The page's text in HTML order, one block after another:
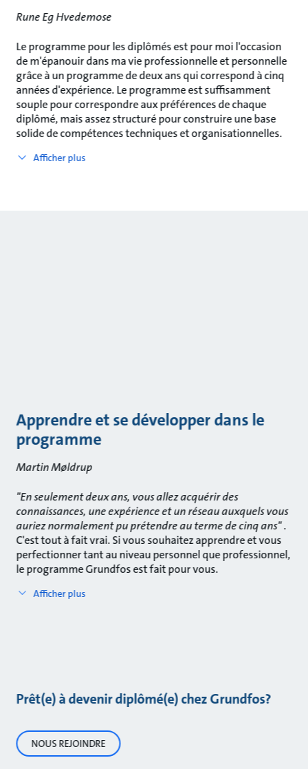
Rune Eg Hvedemose
Le programme pour les diplômés est pour moi l'occasion
de m'épanouir dans ma vie professionnelle et personnelle
grâce à un programme de deux ans qui correspond à cinq
années d'expérience. Le programme est suffisamment
souple pour correspondre aux préférences de chaque
diplômé, mais assez structuré pour construire une base
solide de compétences techniques et organisationnelles.
Afficher plus
Apprendre et se développer dans le
programme
Martin Møldrup
"En seulement deux ans, vous allez acquérir des
connaissances, une expérience et un réseau auxquels vous
auriez normalement pu prétendre au terme de cinq ans".
C'est tout à fait vrai. Si vous souhaitez apprendre et vous
perfectionner tant au niveau personnel que professionnel,
le programme Grundfos est fait pour vous.
Afficher plus
Prêt(e) à devenir diplômé(e) chez Grundfos?
NOUS REJOINDRE